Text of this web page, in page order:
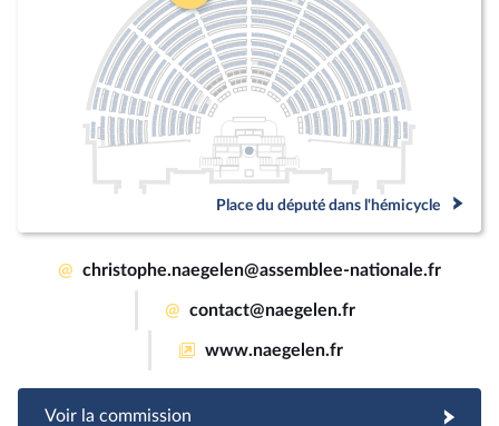
Place du député dans l'hémicycle
@ christophe.naegelen@assemblee-nationale.fr
@ contact@naegelen.fr
www.naegelen.fr
Voir la commission